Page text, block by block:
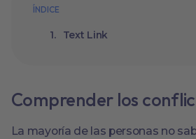
ÍNDICE
Text Link
Comprender los
La mayoría de las personas no